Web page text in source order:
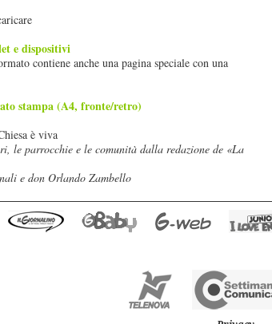
e dispositivi
contiene anche una pagina speciale con una
stampa (A4, fronte/retro)
è viva
le parrocchie e le comunità dalla redazione de «La
e don Orlando Zambello